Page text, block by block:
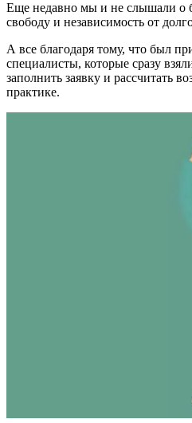
Еще недавно мы и не слышали о
свободу и независимость от
А все благодаря тому, что был
специалисты, которые сразу
заполнить заявку и рассчитать
практике.